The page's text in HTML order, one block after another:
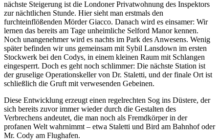
nächste Steigerung ist die Londoner Privatwohnung des Inspektors
zur nächtlichen Stunde. Hier sieht man erstmals den
furchteinflößenden Mörder Giacco. Danach wird es einsamer: Wir
lernen das bereits am Tage unheimliche Selford Manor kennen.
Noch unangenehmer wird es nachts im Park des Anwesens. Wenig
später befinden wir uns gemeinsam mit Sybil Lansdown im ersten
Stockwerk bei den Codys, in einem kleinen Raum mit Schlangen
eingesperrt. Doch es geht noch schlimmer: Die nächste Station ist
der gruselige Operationskeller von Dr. Staletti, und der finale Ort ist
schließlich die Gruft mit verwesenden Gebeinen.
Diese Entwicklung erzeugt einen regelrechten Sog ins Düstere, der
sich bereits zuvor immer wieder durch die Gestalten des
Verbrechens andeutet, die man noch als Fremdkörper in der
profanen Welt wahrnimmt – etwa Staletti und Bird am Bahnhof oder
Mr. Cody am Flughafen.